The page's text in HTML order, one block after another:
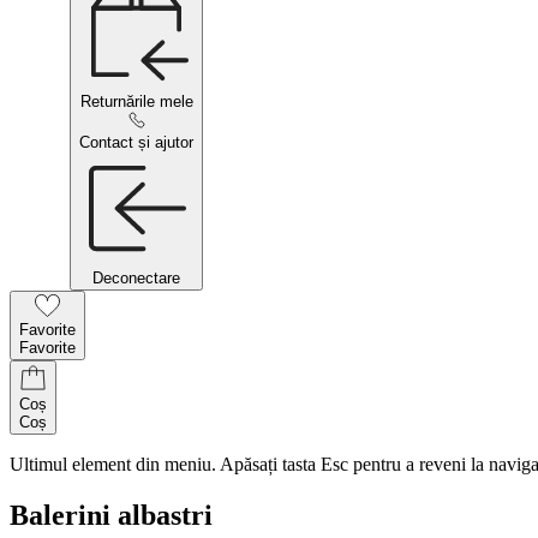
Returnările mele
Contact și ajutor
Deconectare
Favorite
Favorite
Coș
Coș
Ultimul element din meniu. Apăsați tasta Esc pentru a reveni la
Balerini albastri